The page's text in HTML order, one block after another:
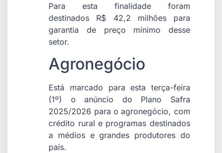
Para esta finalidade foram
destinados R$ 42,2 milhões para
garantia de preço mínimo desse
setor.
Agronegócio
Está marcado para esta terça-feira
(1º) o anúncio do Plano Safra
2025/2026 para o agronegócio, com
crédito rural e programas destinados
a médios e grandes produtores do
país.